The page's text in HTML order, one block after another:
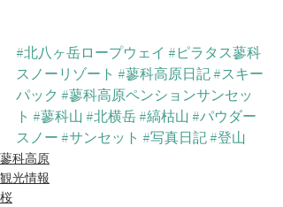
#北八ヶ岳ロープウェイ #ピラタス蓼科
スノーリゾート #蓼科高原日記#スキー
パック #蓼科高原ペンションサンセッ
ト #蓼科山#北横岳#縞枯山#パウダー
スノー#サンセット #写真日記#登山
蓼科高原
観光情報
桜